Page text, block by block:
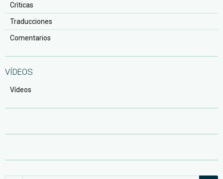
Crìticas
Traducciones
Comentarios
VÍDEOS
Vídeos